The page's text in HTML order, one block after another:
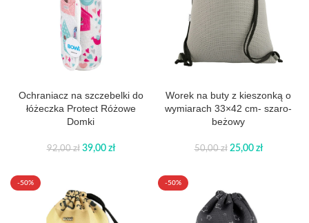
Ochraniacz na szczebelki do
łóżeczka Protect Różowe
Domki
92,00zł 39,00 zł
Worek na buty z kieszonką o
wymiarach 33×42 cm- szaro-
beżowy
50,00zł 25,00 zł
-50% -50%